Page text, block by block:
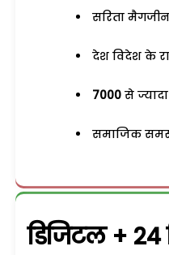
सरिता
देश विदेश के
7000 से
समाजिक
डिजिटल + 24